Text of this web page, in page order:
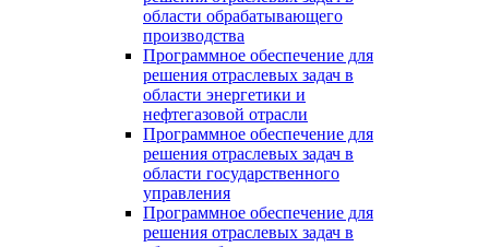
области обрабатывающего
производства
Программное обеспечение для
решения отраслевых задач в
области энергетики и
нефтегазовой отрасли
Программное обеспечение для
решения отраслевых задач в
области государственного
управления
Программное обеспечение для
решения отраслевых задач в